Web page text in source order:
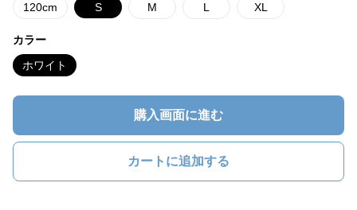
120cm S M L XL
カラー
ホワイト
購入画面に進む
カートに追加する